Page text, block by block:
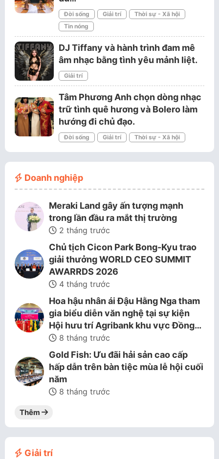
Đời sống Giải trí
Thời sự - Xã hội
Tin nóng
DJ Tiffany và hành trình đam mê
âm nhạc bằng tình yêu mảnh liệt.
Giải trí
Tâm Phương Anh chọn dòng nhạc
trữ tình quê hương và Bolero làm
hướng đi chủ đạo.
Đời sống Giải trí Thời sự - Xã hội
Doanh nghiệp
Meraki Land gây ấn tượng mạnh
trong lần đầu ra mắt thị trường
2 tháng trước
Chủ tịch Cicon Park Bong-Kyu trao
giải thưởng WORLD CEO SUMMIT
AWARRDS 2026
4 tháng trước
Hoa hậu nhân ái Đậu Hằng Nga tham
gia biểu diễn văn nghệ tại sự kiện
Hội hưu trí Agribank khu vực Đồng…
8 tháng trước
Gold Fish: Ưu đãi hải sản cao cấp
hấp dẫn trên bàn tiệc mùa lễ hội cuối
năm
8 tháng trước
Thêm
Giải trí